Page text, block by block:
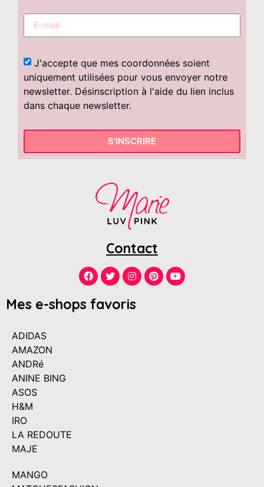
J'accepte que mes coordonnées soient
uniquement utilisées pour vous envoyer notre
newsletter. Désinscription à l'aide du lien inclus
dans chaque newsletter.
S'INSCRIRE
Contact
Mes e-shops favoris
ADIDAS
AMAZON
ANDRé
ANINE BING
ASOS
H&M
IRO
LA REDOUTE
MAJE
MANGO